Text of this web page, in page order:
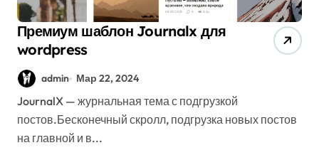
Премиум шаблон Journalx для
wordpress
admin Мар 22, 2024
JournalX — журнальная тема с подгрузкой
постов.Бесконечный скролл, подгрузка новых постов
на главной и в...